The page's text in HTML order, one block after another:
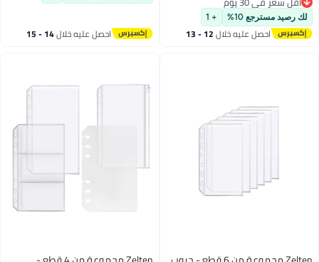
احصل عليه خلال 14 - 15